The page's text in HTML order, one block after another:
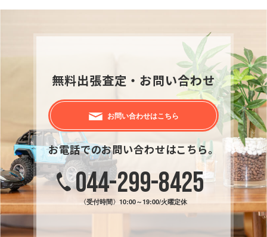
無料出張査定・お問い合わせ
お問い合わせはこちら
お電話でのお問い合わせはこちら。
044-299-8425
〈受付時間〉 10:00～19:00/火曜定休